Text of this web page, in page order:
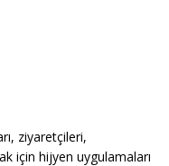
ziyaretçileri,
için hijyen uygulamaları